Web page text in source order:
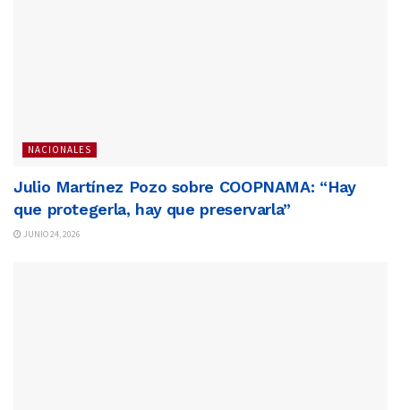
NACIONALES
Julio Martínez Pozo sobre COOPNAMA: “Hay
que protegerla, hay que preservarla”
JUNIO 24, 2026